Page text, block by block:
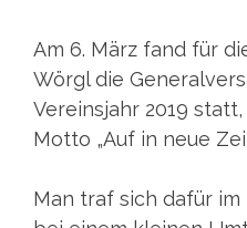
Am 6. März fand für
Wörgl die
Vereinsjahr 2019
Motto „Auf in neue
Man traf sich dafür im